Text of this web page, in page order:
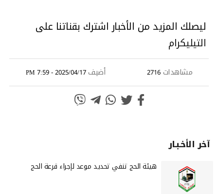
ليصلك المزيد من الأخبار اشترك بقناتنا على
التيليكرام
مشاهدات 2716 أضيف2025/04/17 - 7:59 PM
آخر الأخـبـار
هيئة الحج تنفي تحديد موعد لإجراء قرعة الحج